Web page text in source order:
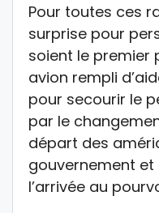
Pour toutes ces
surprise pour
soient le premier
avion rempli
pour secourir le
par le
départ des
gouvernement et
l’arrivée au